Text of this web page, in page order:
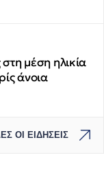
μέση ηλικία
άνοια
ΟΙ ΕΙΔΗΣΕΙΣ